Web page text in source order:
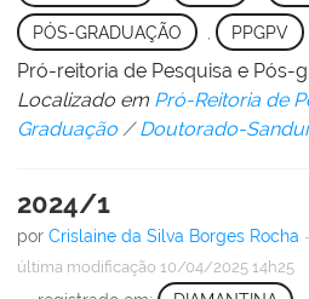
PÓS-GRADUAÇÃO PPGPV
Pró-reitoria de Pesquisa e Pós-
Localizado em Pró-Reitoria de
Graduação /Doutorado-
2024/1
por Crislaine da Silva Borges Rocha
última modificação 10/04/2025 14h25